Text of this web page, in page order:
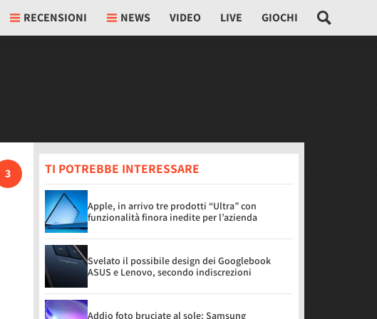
RECENSIONI NEWS VIDEO LIVE GIOCHI
3 TI POTREBBE INTERESSARE
Apple, in arrivo tre prodotti “Ultra” con
funzionalità finora inedite per l’azienda
Svelato il possibile design dei Googlebook
ASUS e Lenovo, secondo indiscrezioni
Addio foto bruciate al sole: Samsung